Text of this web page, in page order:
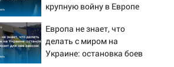
крупную войну в Европе
Европа не знает, что
делать с миром на
Украине: остановка боев